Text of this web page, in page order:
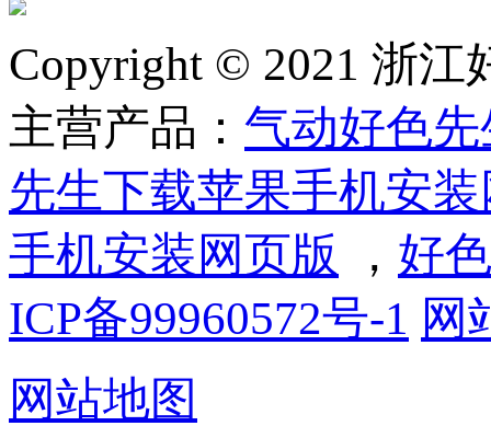
Copyright © 2021 浙
主营产品： 气动好色
先生下载苹果手机安
手机安装网页版
， 好
ICP备99960572号-1 网
网站地图